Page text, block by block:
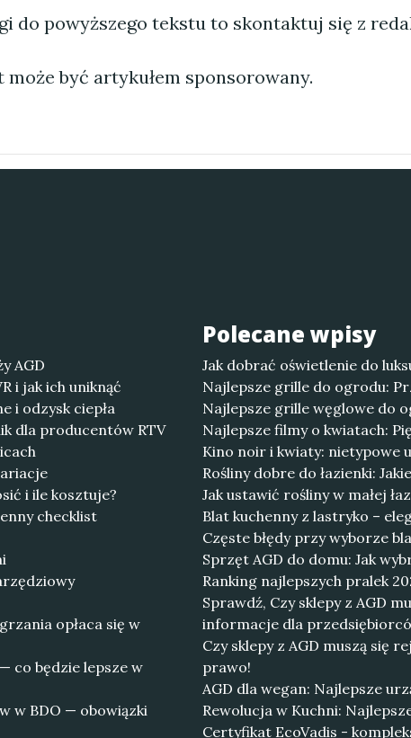
do powyższego tekstu to skontaktuj się z
może być artykułem sponsorowany.
AGD
i jak ich uniknąć
i odzysk ciepła
dla producentów RTV
i ile kosztuje?
checklist
opłaca się w
co będzie lepsze w
w BDO — obowiązki
Polecane wpisy
Jak dobrać oświetlenie do
Najlepsze grille do ogrodu:
Najlepsze grille węglowe do
Najlepsze filmy o kwiatach:
Kino noir i kwiaty: nietypowe
Rośliny dobre do łazienki:
Jak ustawić rośliny w małej
Blat kuchenny z lastryko –
Częste błędy przy wyborze
Sprzęt AGD do domu: Jak
Ranking najlepszych pralek
Sprawdź, Czy sklepy z AGD
informacje dla
Czy sklepy z AGD muszą się
prawo!
AGD dla wegan: Najlepsze
Rewolucja w Kuchni:
Certyfikat EcoVadis -